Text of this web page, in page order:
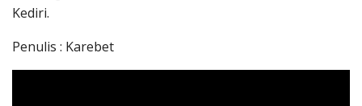
Kediri.
Penulis : Karebet